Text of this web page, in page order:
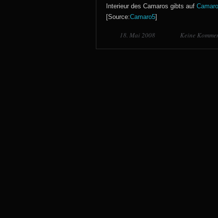
Interieur des Camaros gibts auf
[Source:Camaro5]
18. Mai 2008 Keine